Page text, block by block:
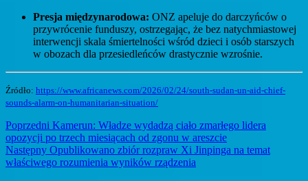
Presja międzynarodowa: ONZ apeluje do darczyńców o
przywrócenie funduszy, ostrzegając, że bez natychmiastowej
interwencji skala śmiertelności wśród dzieci i osób starszych
w obozach dla przesiedleńców drastycznie wzrośnie.
Źródło: https://www.africanews.com/2026/02/24/south-sudan-un-aid-chief-
sounds-alarm-on-humanitarian-situation/
Nawigacja
wpisu
Poprzedni Previous
post:
Kamerun: Władze wydadzą ciało zmarłego lidera
opozycji po trzech miesiącach od zgonu w areszcie
Następny Next
post:
Opublikowano zbiór rozpraw Xi Jinpinga na temat
właściwego rozumienia wyników rządzenia